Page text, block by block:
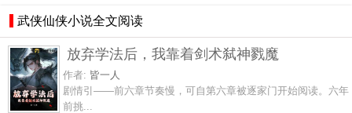
武侠仙侠小说全文阅读
放弃学法后，我靠着剑术弑神戮魔
作者: 皆一人
剧情引——前六章节奏慢，可自第六章被逐家门开始阅读。六年
前挑...